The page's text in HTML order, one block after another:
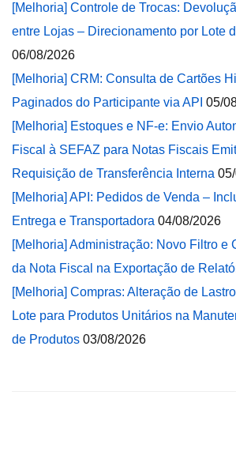
[Melhoria] Controle de Trocas:
entre Lojas – Direcionamento por Lote
06/08/2026
[Melhoria] CRM: Consulta de Cartões
Paginados do Participante via API 05/
[Melhoria] Estoques e NF-e: Envio
Fiscal à SEFAZ para Notas Fiscais
Requisição de Transferência Interna
[Melhoria] API: Pedidos de Venda –
Entrega e Transportadora 04/08/2026
[Melhoria] Administração: Novo Filtro e
da Nota Fiscal na Exportação de
[Melhoria] Compras: Alteração de
Lote para Produtos Unitários na
de Produtos 03/08/2026